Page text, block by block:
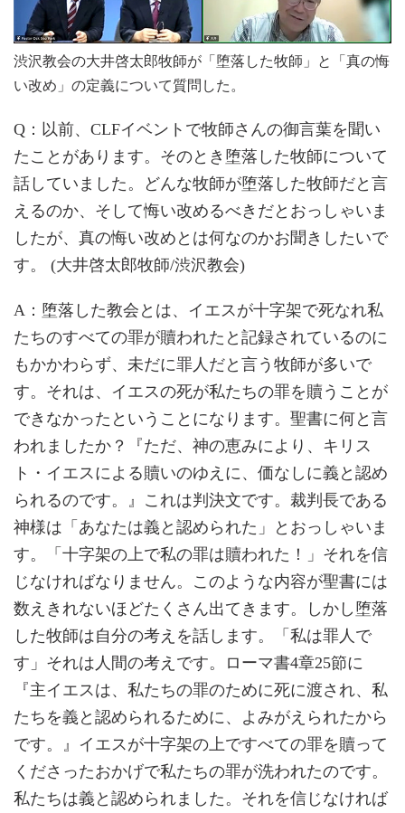
渋沢教会の大井啓太郎牧師が「堕落した牧師」と「真の悔
い改め」の定義について質問した。
Q：以前、CLFイベントで牧師さんの御言葉を聞い
たことがあります。そのとき堕落した牧師について
話していました。どんな牧師が堕落した牧師だと言
えるのか、そして悔い改めるべきだとおっしゃいま
したが、真の悔い改めとは何なのかお聞きしたいで
す。 (大井啓太郎牧師/渋沢教会)
A：堕落した教会とは、イエスが十字架で死なれ私
たちのすべての罪が贖われたと記録されているのに
もかかわらず、未だに罪人だと言う牧師が多いで
す。それは、イエスの死が私たちの罪を贖うことが
できなかったということになります。聖書に何と言
われましたか？『ただ、神の恵みにより、キリス
ト・イエスによる贖いのゆえに、価なしに義と認め
られるのです。』これは判決文です。裁判長である
神様は「あなたは義と認められた」とおっしゃいま
す。「十字架の上で私の罪は贖われた！」それを信
じなければなりません。このような内容が聖書には
数えきれないほどたくさん出てきます。しかし堕落
した牧師は自分の考えを話します。「私は罪人で
す」それは人間の考えです。ローマ書4章25節に
『主イエスは、私たちの罪のために死に渡され、私
たちを義と認められるために、よみがえられたから
です。』イエスが十字架の上ですべての罪を贖って
くださったおかげで私たちの罪が洗われたのです。
私たちは義と認められました。それを信じなければ